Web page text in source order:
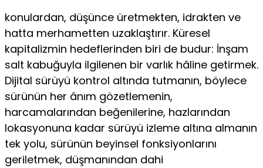
konulardan, düşünce üretmekten, idrakten ve
hatta mer­hametten uzaklaştırır. Küresel
kapitalizmin hedeflerinden biri de budur: İnşam
salt kabuğuyla ilgilenen bir varlık hâline getirmek.
Dijital sürüyü kontrol altında tutmanın, böylece
sürünün her ânım gözetlemenin,
harcamalarından beğenilerine, hazlarından
lokasyonuna kadar sürüyü izleme altına almanın
tek yolu, sürünün beyinsel fonksiyonlarını
geriletmek, düşmanından dahi